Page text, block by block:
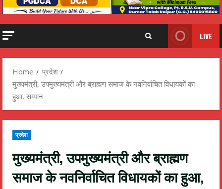
LIVE
Home
प्रदेश
मुख्यमंत्री, उपमुख्यमंत्री और ब्राह्मण समाज के नवनिर्वाचित विधायकों का
हुआ, सम्मान
प्रदेश
मुख्यमंत्री, उपमुख्यमंत्री और ब्राह्मण
समाज के नवनिर्वाचित विधायकों का हुआ,